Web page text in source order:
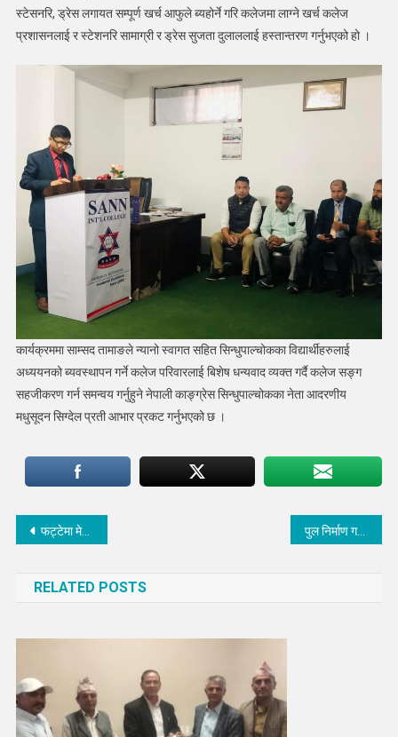
स्टेसनरि, ड्रेस लगायत सम्पूर्ण खर्च आफुले ब्यहोर्ने गरि कलेजमा लाग्ने खर्च कलेज
प्रशासनलाई र स्टेशनरि सामाग्री र ड्रेस सुजता दुलाललाई हस्तान्तरण गर्नुभएको हो ।
कार्यक्रममा साम्सद तामाङले न्यानो स्वागत सहित सिन्धुपाल्चोकका विद्यार्थीहरुलाई
अध्ययनको ब्यवस्थापन गर्ने कलेज परिवारलाई बिशेष धन्यवाद व्यक्त गर्दै कलेज सङ्ग
सहजीकरण गर्न समन्वय गर्नुहुने नेपाली काङ्ग्रेस सिन्धुपाल्चोकका नेता आदरणीय
मधुसूदन सिग्देल प्रती आभार प्रकट गर्नुभएको छ ।
Post
फट्टेमा मेलम्ची नगरपालिकाले आन्तरिक स्रोतबाट पक्की पुल निर्माण गर्ने पुल निर्माण गर्न फट्टेमा संभाब्यता अध्ययनको लागि निरिक्षण
RELATED POSTS